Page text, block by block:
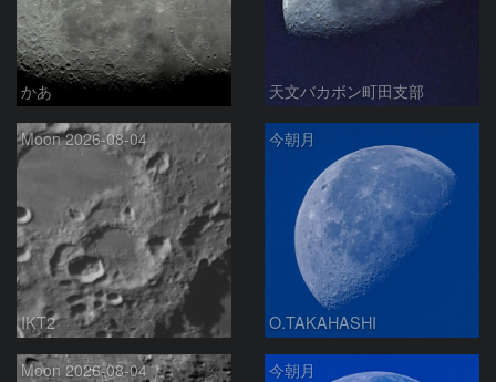
かあ 天文バカボン町田支部
Moon 2026-08-04
IKT2
今朝月
O.TAKAHASHI
Moon 2026-08-04 今朝月